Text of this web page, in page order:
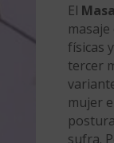
El
físicas
tercer
mujer
sufra.